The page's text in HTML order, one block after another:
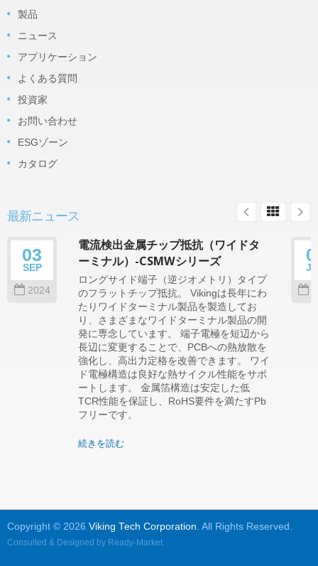
製品
ニュース
アプリケーション
よくある質問
投資家
お問い合わせ
ESGゾーン
カタログ
最新ニュース
03
SEP
2024
電流検出金属チップ抵抗（ワイドタ
ーミナル）-CSMWシリーズ
ロングサイド端子（逆ジオメトリ）タイプ
のフラットチップ抵抗。 Vikingは長年にわ
たりワイドターミナル製品を製造してお
り、さまざまなワイドターミナル製品の開
発に専念しています。 端子電極を短辺から
長辺に変更することで、PCBへの熱放散を
強化し、高出力定格を改善できます。 ワイ
ド電極構造は良好な熱サイクル性能をサポ
ートします。 金属箔構造は安定した低
TCR性能を保証し、RoHS要件を満たすPb
フリーです。
続きを読む
Copyright © 2026 Viking Tech Corporation. All Rights Reserved.
Consulted & Designed by Ready-Market.